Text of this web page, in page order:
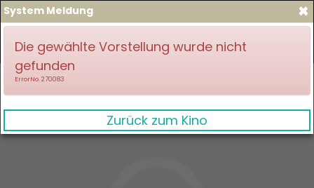
×
System Meldung
Die gewählte Vorstellung wurde nicht
gefunden
ErrorNo. 270083
Zurück zum Kino